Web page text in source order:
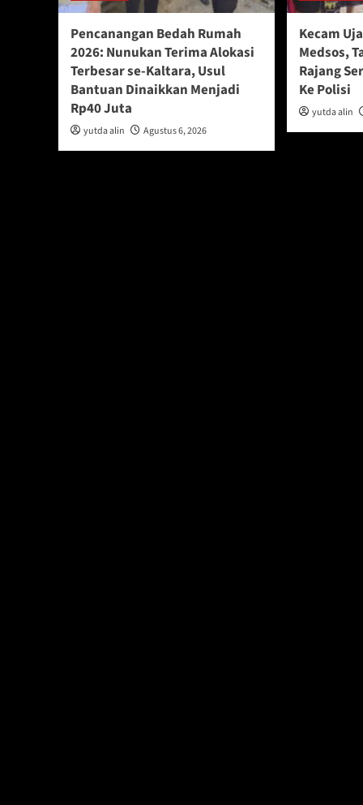
Pencanangan Bedah Rumah
2026: Nunukan Terima Alokasi
Terbesar se-Kaltara, Usul
Bantuan Dinaikkan Menjadi
Rp40 Juta
yutda alin Agustus 6, 2026
Kecam
Medsos,
Rajang
Ke Polisi
yutda alin